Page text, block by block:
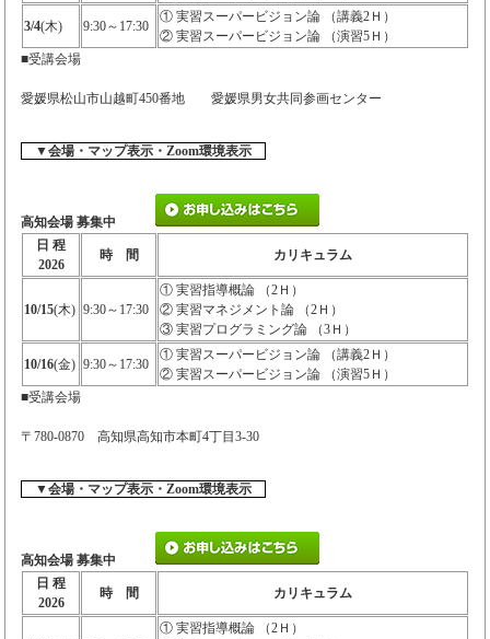
3/4(木) 9:30～17:30
① 実習スーパービジョン論 （講義2Ｈ）
② 実習スーパービジョン論 （演習5Ｈ）
■受講会場
愛媛県松山市山越町450番地 愛媛県男女共同参画センター
▼会場・マップ表示・Zoom環境表示
高知会場 募集中
日 程
2026
時 間 カリキュラム
10/15(木) 9:30～17:30
① 実習指導概論 （2Ｈ）
② 実習マネジメント論 （2Ｈ）
③ 実習プログラミング論 （3Ｈ）
10/16(金) 9:30～17:30
① 実習スーパービジョン論 （講義2Ｈ）
② 実習スーパービジョン論 （演習5Ｈ）
■受講会場
〒780-0870 高知県高知市本町4丁目3-30
▼会場・マップ表示・Zoom環境表示
高知会場 募集中
日 程
2026
時 間 カリキュラム
① 実習指導概論 （2Ｈ）